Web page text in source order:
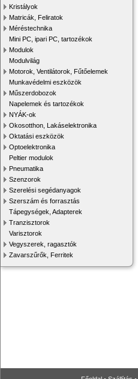
Kristályok
Matricák, Feliratok
Méréstechnika
Mini PC, ipari PC, tartozékok
Modulok
Modulvilág
Motorok, Ventilátorok, Fűtőelemek
Munkavédelmi eszközök
Műszerdobozok
Napelemek és tartozékok
NYÁK-ok
Okosotthon, Lakáselektronika
Oktatási eszközök
Optoelektronika
Peltier modulok
Pneumatika
Szenzorok
Szerelési segédanyagok
Szerszám és forrasztás
Tápegységek, Adapterek
Tranzisztorok
Varisztorok
Vegyszerek, ragasztók
Zavarszűrők, Ferritek